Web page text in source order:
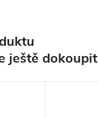
ještě dokoupit